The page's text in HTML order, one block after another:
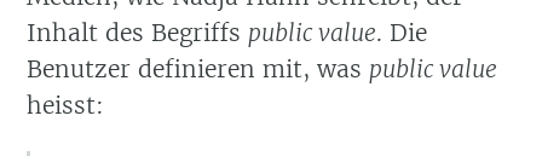
Inhalt des Begriffs public value. Die
Benutzer definieren mit, was public value
heisst: